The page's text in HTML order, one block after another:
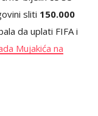
sliti 150.000
da uplati FIFA i
Mujakića na